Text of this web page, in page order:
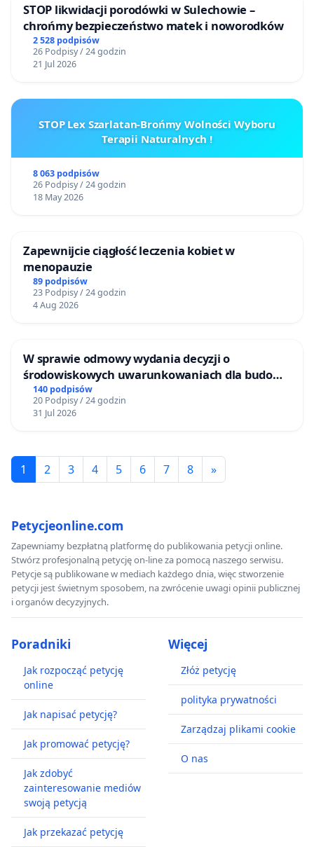
STOP likwidacji porodówki w Sulechowie –
chrońmy bezpieczeństwo matek i noworodków
2 528 podpisów
26 Podpisy / 24 godzin
21 Jul 2026
STOP Lex Szarlatan-Brońmy Wolności Wyboru
Terapii Naturalnych !
8 063 podpisów
26 Podpisy / 24 godzin
18 May 2026
Zapewnijcie ciągłość leczenia kobiet w
menopauzie
89 podpisów
23 Podpisy / 24 godzin
4 Aug 2026
W sprawie odmowy wydania decyzji o
środowiskowych uwarunkowaniach dla budowy
zakładu wytwarzania biometanu „Krynki” w
Ostrowiu Południowym oraz ochrony
mieszkańców i Puszczy Knyszyńskiej
140 podpisów
20 Podpisy / 24 godzin
31 Jul 2026
1 2 3 4 5 6 7 8 »
Petycjeonline.com
Zapewniamy bezpłatną platformę do publikowania petycji online.
Stwórz profesjonalną petycję on-line za pomocą naszego serwisu.
Petycje są publikowane w mediach każdego dnia, więc stworzenie
petycji jest świetnym sposobem, na zwrócenie uwagi opinii publicznej
i organów decyzyjnych.
Poradniki
Jak rozpocząć petycję
online
Jak napisać petycję?
Jak promować petycję?
Jak zdobyć
zainteresowanie mediów
swoją petycją
Jak przekazać petycję
Więcej
Złóż petycję
polityka prywatności
Zarządzaj plikami cookie
O nas